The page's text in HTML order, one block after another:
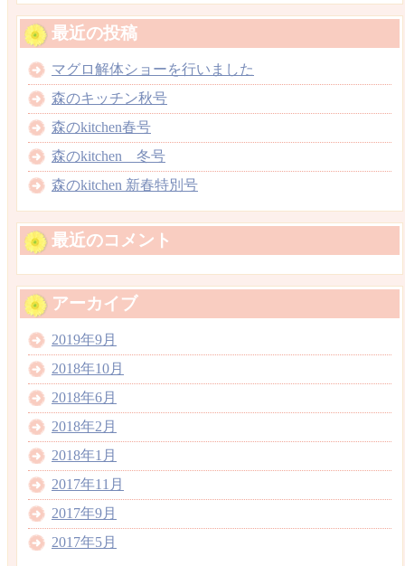
最近の投稿
マグロ解体ショーを行いました
森のキッチン秋号
森のkitchen春号
森のkitchen 冬号
森のkitchen 新春特別号
最近のコメント
アーカイブ
2019年9月
2018年10月
2018年6月
2018年2月
2018年1月
2017年11月
2017年9月
2017年5月